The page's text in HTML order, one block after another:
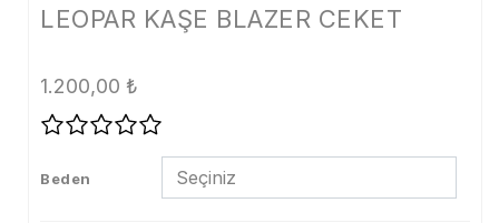
Kaban
Trenckot
Ceket
Denim
LEOPAR KAŞE BLAZER CEKET
1.200,00 ₺
Beden